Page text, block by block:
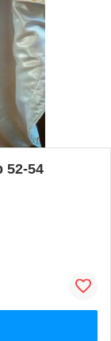
52-54